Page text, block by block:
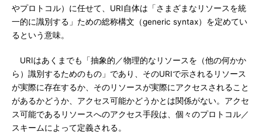
やプロトコル）に任せて、URI自体は「さまざまなリソースを統
一的に識別する」ための総称構文（generic syntax）を定めてい
るという意味。
URIはあくまでも「抽象的／物理的なリソースを（他の何かか
ら）識別するためのもの」であり、そのURIで示されるリソース
が実際に存在するか、そのリソースが実際にアクセスされること
があるかどうか、アクセス可能かどうかとは関係がない。アクセ
ス可能であるリソースへのアクセス手段は、個々のプロトコル／
スキームによって定義される。